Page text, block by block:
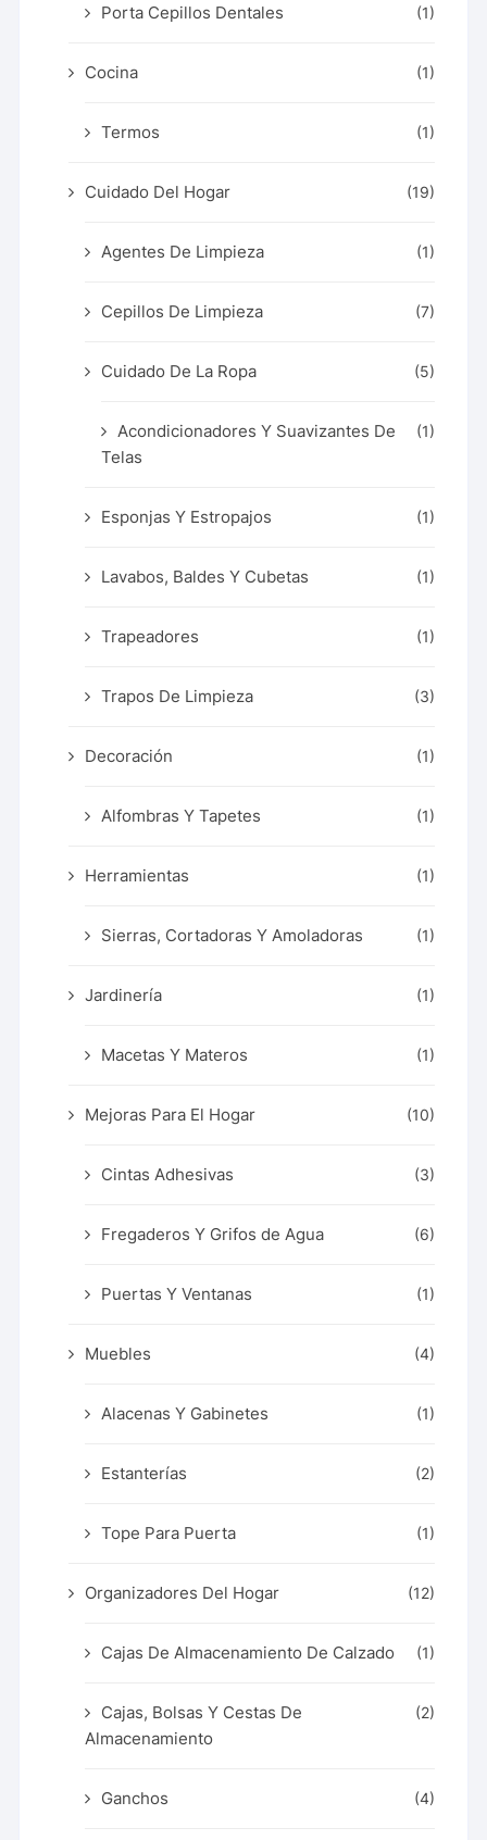
Porta Cepillos Dentales (1)
Cocina (1)
Termos (1)
Cuidado Del Hogar (19)
Agentes De Limpieza (1)
Cepillos De Limpieza (7)
Cuidado De La Ropa (5)
Acondicionadores Y Suavizantes De
Telas
(1)
Esponjas Y Estropajos (1)
Lavabos, Baldes Y Cubetas (1)
Trapeadores (1)
Trapos De Limpieza (3)
Decoración (1)
Alfombras Y Tapetes (1)
Herramientas (1)
Sierras, Cortadoras Y Amoladoras (1)
Jardinería (1)
Macetas Y Materos (1)
Mejoras Para El Hogar (10)
Cintas Adhesivas (3)
Fregaderos Y Grifos de Agua (6)
Puertas Y Ventanas (1)
Muebles (4)
Alacenas Y Gabinetes (1)
Estanterías (2)
Tope Para Puerta (1)
Organizadores Del Hogar (12)
Cajas De Almacenamiento De Calzado (1)
Cajas, Bolsas Y Cestas De
Almacenamiento
(2)
Ganchos (4)